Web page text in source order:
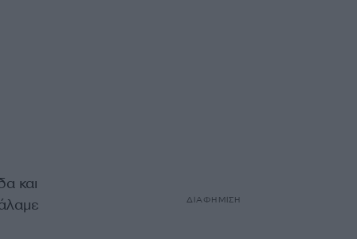
και
ΔΙΑΦΗΜΙΣΗ